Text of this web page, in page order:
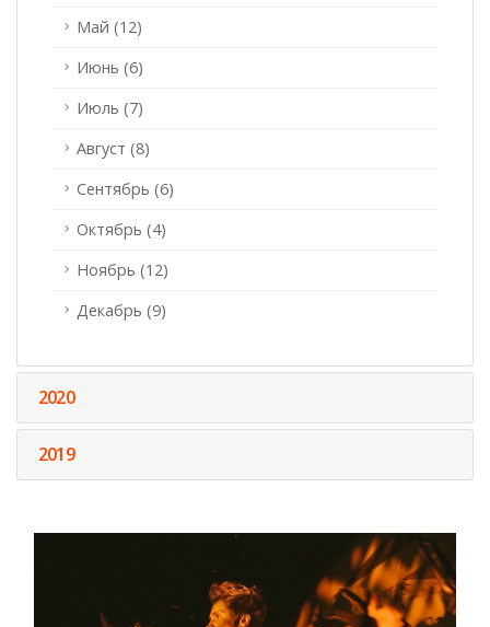
Май (12)
Июнь (6)
Июль (7)
Август (8)
Сентябрь (6)
Октябрь (4)
Ноябрь (12)
Декабрь (9)
2020
2019